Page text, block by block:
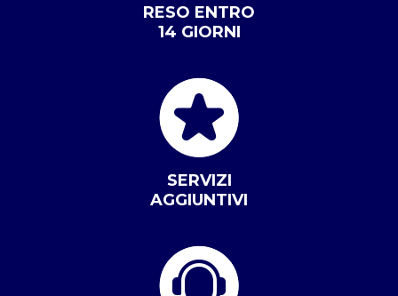
RESO ENTRO
14 GIORNI
SERVIZI
AGGIUNTIVI